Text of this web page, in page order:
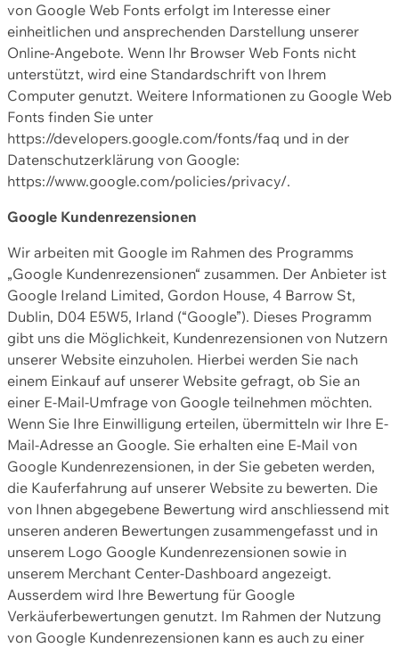
von Google Web Fonts erfolgt im Interesse einer
einheitlichen und ansprechenden Darstellung unserer
Online-Angebote. Wenn Ihr Browser Web Fonts nicht
unterstützt, wird eine Standardschrift von Ihrem
Computer genutzt. Weitere Informationen zu Google Web
Fonts finden Sie unter
https://developers.google.com/fonts/faq und in der
Datenschutzerklärung von Google:
https://www.google.com/policies/privacy/.
Google Kundenrezensionen
Wir arbeiten mit Google im Rahmen des Programms
„Google Kundenrezensionen“ zusammen. Der Anbieter ist
Google Ireland Limited, Gordon House, 4 Barrow St,
Dublin, D04 E5W5, Irland (“Google”). Dieses Programm
gibt uns die Möglichkeit, Kundenrezensionen von Nutzern
unserer Website einzuholen. Hierbei werden Sie nach
einem Einkauf auf unserer Website gefragt, ob Sie an
einer E-Mail-Umfrage von Google teilnehmen möchten.
Wenn Sie Ihre Einwilligung erteilen, übermitteln wir Ihre E-
Mail-Adresse an Google. Sie erhalten eine E-Mail von
Google Kundenrezensionen, in der Sie gebeten werden,
die Kauferfahrung auf unserer Website zu bewerten. Die
von Ihnen abgegebene Bewertung wird anschliessend mit
unseren anderen Bewertungen zusammengefasst und in
unserem Logo Google Kundenrezensionen sowie in
unserem Merchant Center-Dashboard angezeigt.
Ausserdem wird Ihre Bewertung für Google
Verkäuferbewertungen genutzt. Im Rahmen der Nutzung
von Google Kundenrezensionen kann es auch zu einer